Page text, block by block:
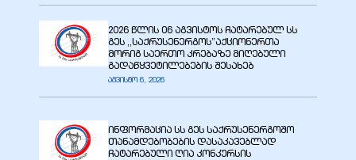
2026 წლის 06 აგვისტოს ჩატარებულ სს
გეს ,,საქრუსენერგოს”აქციონერთა
მორიგ საერთო კრებაზე მიღებული
გადაწყვეტილებების შესახებ
აგვისტო 6, 2026
ინფორმაცია სს გეს საქრუსენერგოშო
თანამდებობების დასაკავებლად
ჩატარებული ღია კონკურსის